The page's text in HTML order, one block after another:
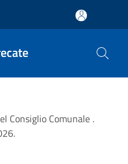
Consiglio Comunale .